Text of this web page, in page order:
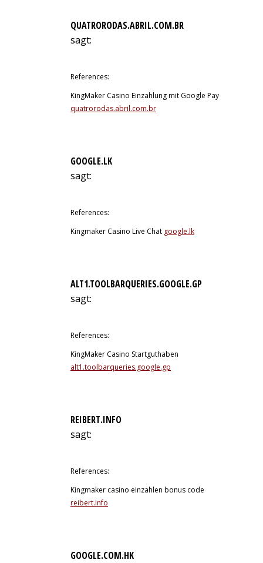
QUATRORODAS.ABRIL.COM.BR
sagt:
References:
KingMaker Casino Einzahlung mit Google Pay
quatrorodas.abril.com.br
GOOGLE.LK
sagt:
References:
Kingmaker Casino Live Chat google.lk
ALT1.TOOLBARQUERIES.GOOGLE.GP
sagt:
References:
KingMaker Casino Startguthaben
alt1.toolbarqueries.google.gp
REIBERT.INFO
sagt:
References:
Kingmaker casino einzahlen bonus code
reibert.info
GOOGLE.COM.HK